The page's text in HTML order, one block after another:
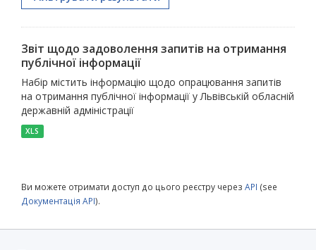
Звіт щодо задоволення запитів на отримання
публічної інформації
Набір містить інформацію щодо опрацювання запитів
на отримання публічної інформації у Львівській обласній
державній адміністрації
XLS
Ви можете отримати доступ до цього реєстру через API (see
Документація API).